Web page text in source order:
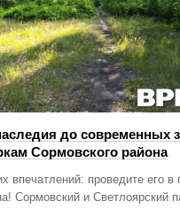
до современных
Сормовского района
впечатлений: проведите его в
Сормовский и Светлоярский